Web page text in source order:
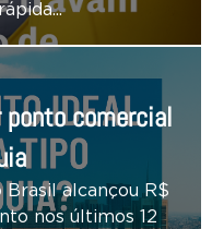
ponto comercial
alcançou R$
nos últimos 12